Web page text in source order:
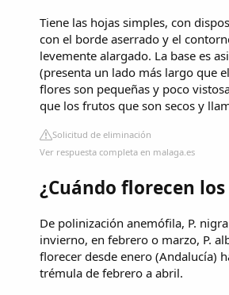
Tiene las hojas simples, con
con el borde aserrado y el
levemente alargado. La base es
(presenta un lado más largo que
flores son pequeñas y poco
que los frutos que son secos y
Solicitud de eliminación
Ver respuesta completa en malaga.es
¿Cuándo florecen
De polinización anemófila, P.
invierno, en febrero o marzo, P.
florecer desde enero (Andalucía)
trémula de febrero a abril.